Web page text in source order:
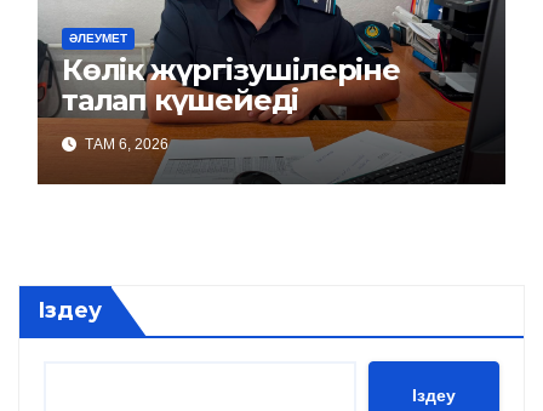
ӘЛЕУМЕТ
Көлік жүргізушілеріне
талап күшейеді
ТАМ 6, 2026
Іздеу
Іздеу